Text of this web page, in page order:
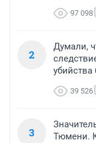
97 098
2
Думали,
39 526
3
Тюмени.